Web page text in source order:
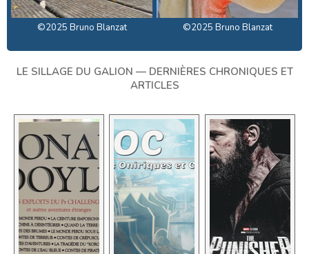
©2025 Bruno Blanzat ©2025 Bruno Blanzat
LE SILLAGE DU GALION — DERNIÈRES CHRONIQUES ET
ARTICLES